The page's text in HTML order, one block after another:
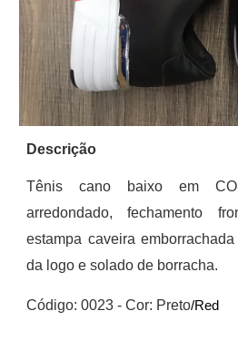
Descrição
Tênis cano baixo em
arredondado, fechamento
estampa caveira embo
da logo e solado de borracha.
Código: 0023 -Cor: Preto/Red